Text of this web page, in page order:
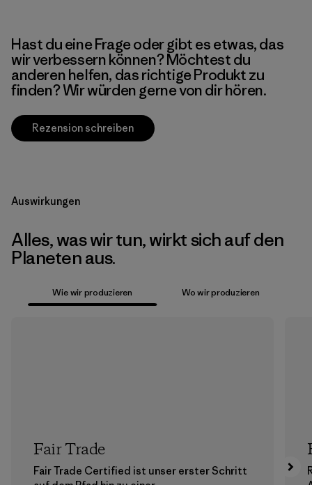
Hast du eine Frage oder gibt es etwas, das
wir verbessern können? Möchtest du
anderen helfen, das richtige Produkt zu
finden? Wir würden gerne von dir hören.
Rezension schreiben
Auswirkungen
Alles, was wir tun, wirkt sich auf den
Planeten aus.
Wie wir produzieren Wo wir produzieren
Fair Trade
Fair Trade Certified ist unser erster Schritt